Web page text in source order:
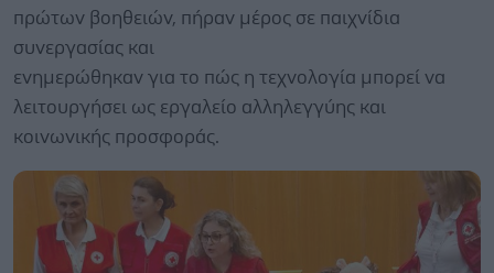
πρώτων βοηθειών, πήραν μέρος σε παιχνίδια
συνεργασίας και
ενημερώθηκαν για το πώς η τεχνολογία μπορεί να
λειτουργήσει ως εργαλείο αλληλεγγύης και
κοινωνικής προσφοράς.